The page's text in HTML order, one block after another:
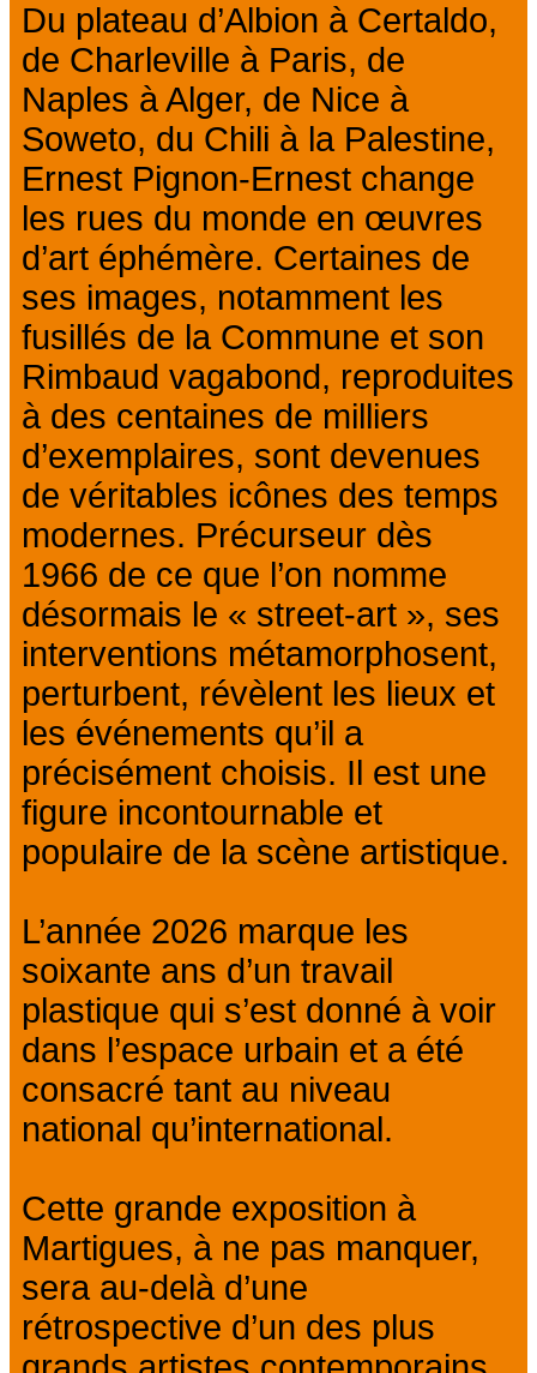
Du plateau d’Albion à Certaldo,
de Charleville à Paris, de
Naples à Alger, de Nice à
Soweto, du Chili à la Palestine,
Ernest Pignon-Ernest change
les rues du monde en œuvres
d’art éphémère. Certaines de
ses images, notamment les
fusillés de la Commune et son
Rimbaud vagabond, reproduites
à des centaines de milliers
d’exemplaires, sont devenues
de véritables icônes des temps
modernes. Précurseur dès
1966 de ce que l’on nomme
désormais le « street-art », ses
interventions métamorphosent,
perturbent, révèlent les lieux et
les événements qu’il a
précisément choisis. Il est une
figure incontournable et
populaire de la scène artistique.
L’année 2026 marque les
soixante ans d’un travail
plastique qui s’est donné à voir
dans l’espace urbain et a été
consacré tant au niveau
national qu’international.
Cette grande exposition à
Martigues, à ne pas manquer,
sera au-delà d’une
rétrospective d’un des plus